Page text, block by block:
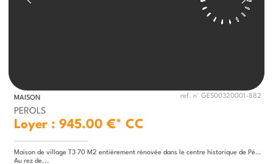
MAISON ref. n° GES00320001-882
PEROLS
Loyer : 945.00 €* CC
Maison de village T3 70 M2 entièrement rénovée dans le centre historique de Pérols. 1 rue Thiers Perols
Au rez de...